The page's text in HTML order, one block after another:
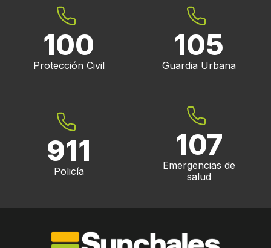
100
Protección Civil
105
Guardia Urbana
911
Policía
107
Emergencias de
salud